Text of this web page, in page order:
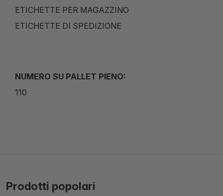
ETICHETTE PER MAGAZZINO
ETICHETTE DI SPEDIZIONE
NUMERO SU PALLET PIENO:
110
Prodotti popolari